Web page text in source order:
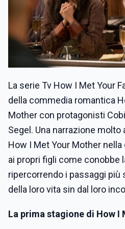
La serie Tv How I Met Your
della commedia romantica
Mother con protagonisti
Segel. Una narrazione molto
How I Met Your Mother nella
ai propri figli come conobbe
ripercorrendo i passaggi
della loro vita sin dal loro
La prima stagione di How I